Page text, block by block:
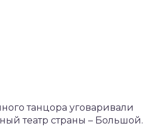
танцора уговаривали
театр страны – Большой.